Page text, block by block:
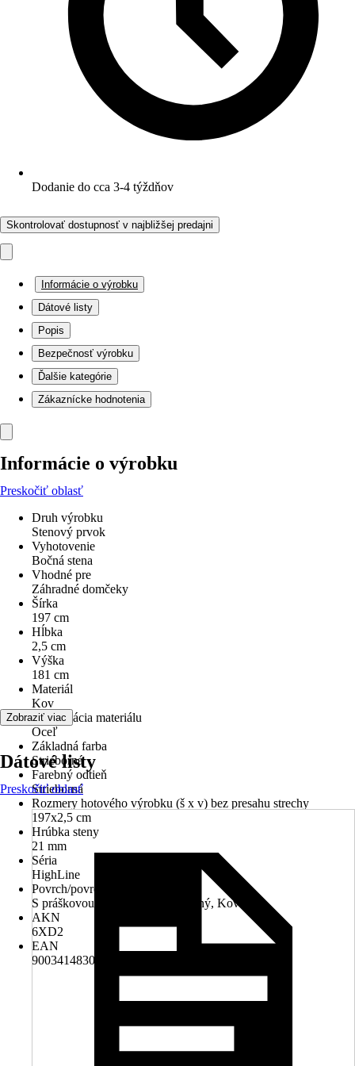
Dodanie do cca 3-4 týždňov
Skontrolovať dostupnosť v najbližšej predajni
Informácie o výrobku
Dátové listy
Popis
Bezpečnosť výrobku
Ďalšie kategórie
Zákaznícke hodnotenia
Informácie o výrobku
Preskočiť oblasť
Druh výrobku
Stenový prvok
Vyhotovenie
Bočná stena
Vhodné pre
Záhradné domčeky
Šírka
197 cm
Hĺbka
2,5 cm
Výška
181 cm
Materiál
Kov
Špecifikácia materiálu
Oceľ
Základná farba
Strieborná
Farebný odtieň
Strieborná
Rozmery hotového výrobku (š x v) bez presahu strechy
197x2,5 cm
Hrúbka steny
21 mm
Séria
HighLine
Povrch/povrchová úprava
S práškovou úpravou, Pozinkovaný, Kovová
AKN
6XD2
EAN
9003414830486
Zobraziť viac
Dátové listy
Preskočiť oblasť